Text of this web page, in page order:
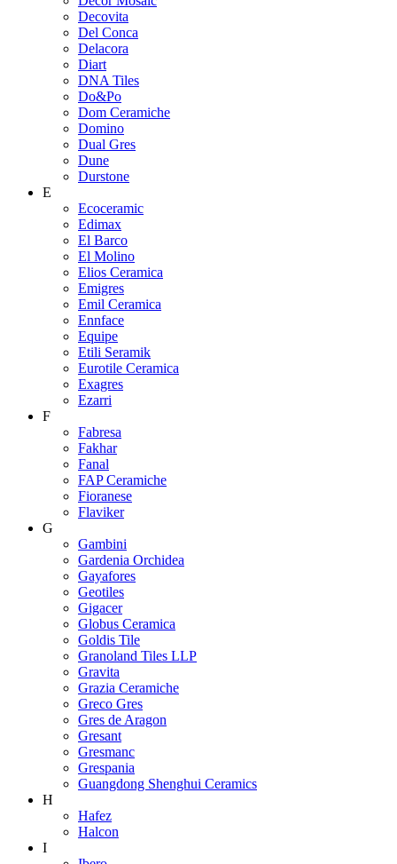
Decovita
Del Conca
Delacora
Diart
DNA Tiles
Do&Po
Dom Ceramiche
Domino
Dual Gres
Dune
Durstone
E
Ecoceramic
Edimax
El Barco
El Molino
Elios Ceramica
Emigres
Emil Ceramica
Ennface
Equipe
Etili Seramik
Eurotile Ceramica
Exagres
Ezarri
F
Fabresa
Fakhar
Fanal
FAP Ceramiche
Fioranese
Flaviker
G
Gambini
Gardenia Orchidea
Gayafores
Geotiles
Gigacer
Globus Ceramica
Goldis Tile
Granoland Tiles LLP
Gravita
Grazia Ceramiche
Greco Gres
Gres de Aragon
Gresant
Gresmanc
Grespania
Guangdong Shenghui Ceramics
H
Hafez
Halcon
I